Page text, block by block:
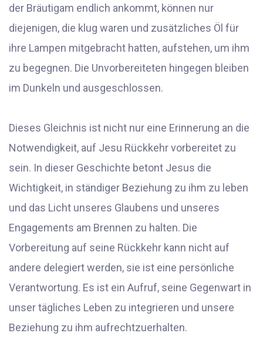
der Bräutigam endlich ankommt, können nur
diejenigen, die klug waren und zusätzliches Öl für
ihre Lampen mitgebracht hatten, aufstehen, um ihm
zu begegnen. Die Unvorbereiteten hingegen bleiben
im Dunkeln und ausgeschlossen.
Dieses Gleichnis ist nicht nur eine Erinnerung an die
Notwendigkeit, auf Jesu Rückkehr vorbereitet zu
sein. In dieser Geschichte betont Jesus die
Wichtigkeit, in ständiger Beziehung zu ihm zu leben
und das Licht unseres Glaubens und unseres
Engagements am Brennen zu halten. Die
Vorbereitung auf seine Rückkehr kann nicht auf
andere delegiert werden, sie ist eine persönliche
Verantwortung. Es ist ein Aufruf, seine Gegenwart in
unser tägliches Leben zu integrieren und unsere
Beziehung zu ihm aufrechtzuerhalten.